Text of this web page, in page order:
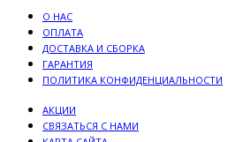
О НАС
ОПЛАТА
ДОСТАВКА И СБОРКА
ГАРАНТИЯ
ПОЛИТИКА КОНФИДЕНЦИАЛЬНОСТИ
АКЦИИ
СВЯЗАТЬСЯ С НАМИ